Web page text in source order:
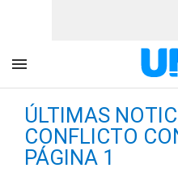
ÚLTIMAS
CONFLICTO
PÁGINA 1